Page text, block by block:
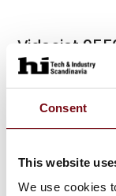
Consent
This website
We use cookies
Videojet
påsætning